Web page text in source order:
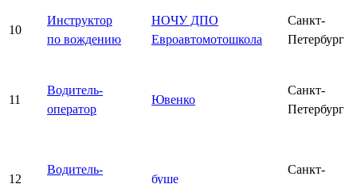
10
Инструктор
по вождению
НОЧУ ДПО
Евроавтомотошкола
Санкт-
Петербург
11
Водитель-
оператор
Ювенко
Санкт-
Петербург
12
Водитель-
буше
Санкт-